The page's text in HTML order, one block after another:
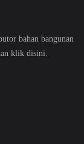
bahan bangunan
klik disini